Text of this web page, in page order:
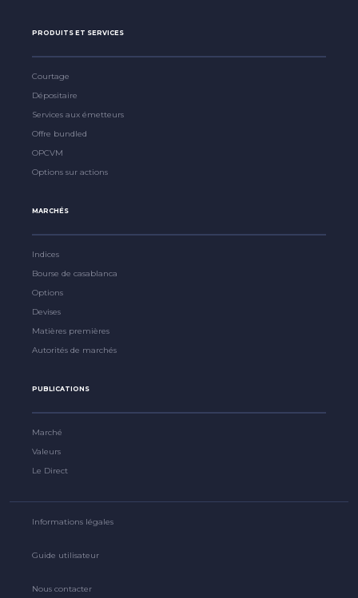
PRODUITS ET SERVICES
Courtage
Dépositaire
Services aux émetteurs
Offre bundled
OPCVM
Options sur actions
MARCHÉS
Indices
Bourse de casablanca
Options
Devises
Matières premières
Autorités de marchés
PUBLICATIONS
Marché
Valeurs
Le Direct
Informations légales
Guide utilisateur
Nous contacter